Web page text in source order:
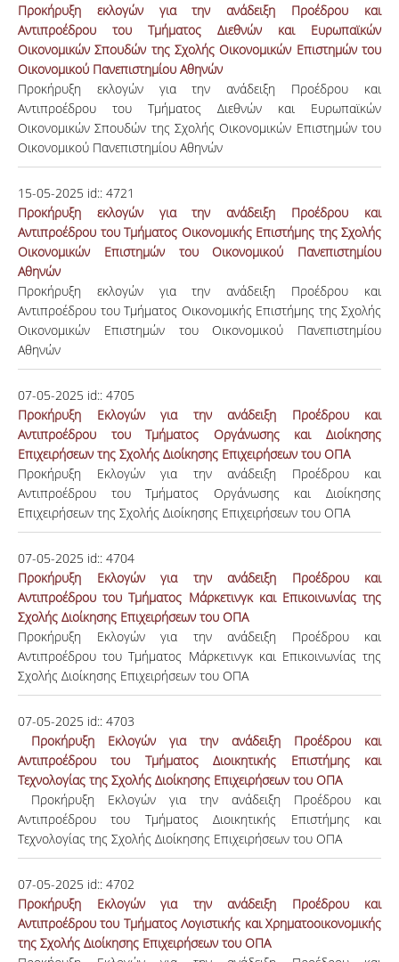
Προκήρυξη εκλογών για την ανάδειξη Προέδρου και
Αντιπροέδρου του Τμήματος Διεθνών και Ευρωπαϊκών
Οικονομικών Σπουδών της Σχολής Οικονομικών Επιστημών του
Οικονομικού Πανεπιστημίου Αθηνών
Προκήρυξη εκλογών για την ανάδειξη Προέδρου και
Αντιπροέδρου του Τμήματος Διεθνών και Ευρωπαϊκών
Οικονομικών Σπουδών της Σχολής Οικονομικών Επιστημών του
Οικονομικού Πανεπιστημίου Αθηνών
15-05-2025 id:: 4721
Προκήρυξη εκλογών για την ανάδειξη Προέδρου και
Αντιπροέδρου του Τμήματος Οικονομικής Επιστήμης της Σχολής
Οικονομικών Επιστημών του Οικονομικού Πανεπιστημίου
Αθηνών
Προκήρυξη εκλογών για την ανάδειξη Προέδρου και
Αντιπροέδρου του Τμήματος Οικονομικής Επιστήμης της Σχολής
Οικονομικών Επιστημών του Οικονομικού Πανεπιστημίου
Αθηνών
07-05-2025 id:: 4705
Προκήρυξη Εκλογών για την ανάδειξη Προέδρου και
Αντιπροέδρου του Τμήματος Οργάνωσης και Διοίκησης
Επιχειρήσεων της Σχολής Διοίκησης Επιχειρήσεων του ΟΠΑ
Προκήρυξη Εκλογών για την ανάδειξη Προέδρου και
Αντιπροέδρου του Τμήματος Οργάνωσης και Διοίκησης
Επιχειρήσεων της Σχολής Διοίκησης Επιχειρήσεων του ΟΠΑ
07-05-2025 id:: 4704
Προκήρυξη Εκλογών για την ανάδειξη Προέδρου και
Αντιπροέδρου του Τμήματος Μάρκετινγκ και Επικοινωνίας της
Σχολής Διοίκησης Επιχειρήσεων του ΟΠΑ
Προκήρυξη Εκλογών για την ανάδειξη Προέδρου και
Αντιπροέδρου του Τμήματος Μάρκετινγκ και Επικοινωνίας της
Σχολής Διοίκησης Επιχειρήσεων του ΟΠΑ
07-05-2025 id:: 4703
Προκήρυξη Εκλογών για την ανάδειξη Προέδρου και
Αντιπροέδρου του Τμήματος Διοικητικής Επιστήμης και
Τεχνολογίας της Σχολής Διοίκησης Επιχειρήσεων του ΟΠΑ
Προκήρυξη Εκλογών για την ανάδειξη Προέδρου και
Αντιπροέδρου του Τμήματος Διοικητικής Επιστήμης και
Τεχνολογίας της Σχολής Διοίκησης Επιχειρήσεων του ΟΠΑ
07-05-2025 id:: 4702
Προκήρυξη Εκλογών για την ανάδειξη Προέδρου και
Αντιπροέδρου του Τμήματος Λογιστικής και Χρηματοοικονομικής
της Σχολής Διοίκησης Επιχειρήσεων του ΟΠΑ